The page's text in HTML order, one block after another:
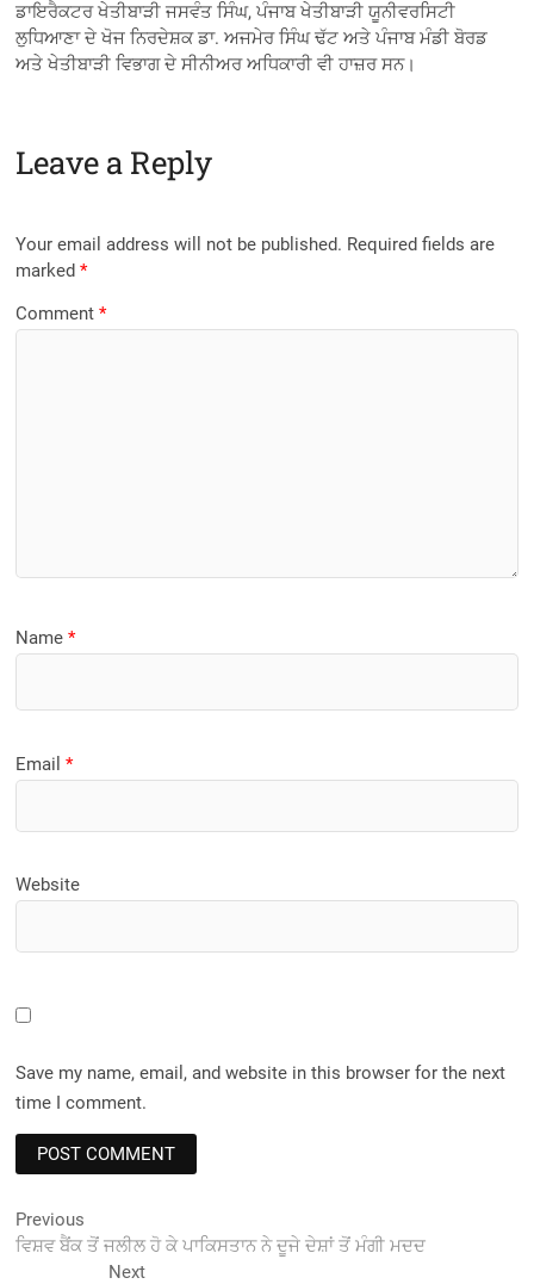
ਡਾਇਰੈਕਟਰ ਖੇਤੀਬਾੜੀ ਜਸਵੰਤ ਸਿੰਘ, ਪੰਜਾਬ ਖੇਤੀਬਾੜੀ ਯੂਨੀਵਰਸਿਟੀ
ਲੁਧਿਆਣਾ ਦੇ ਖੋਜ ਨਿਰਦੇਸ਼ਕ ਡਾ. ਅਜਮੇਰ ਸਿੰਘ ਢੱਟ ਅਤੇ ਪੰਜਾਬ ਮੰਡੀ ਬੋਰਡ
ਅਤੇ ਖੇਤੀਬਾੜੀ ਵਿਭਾਗ ਦੇ ਸੀਨੀਅਰ ਅਧਿਕਾਰੀ ਵੀ ਹਾਜ਼ਰ ਸਨ।
Leave a Reply
Your email address will not be published. Required fields are
marked*
Comment*
Name*
Email*
Website
Save my name, email, and website in this browser for the next
time I comment.
Post
navigation
Previous
post:
ਵਿਸ਼ਵ ਬੈਂਕ ਤੋਂ ਜਲੀਲ ਹੋ ਕੇ ਪਾਕਿਸਤਾਨ ਨੇ ਦੂਜੇ ਦੇਸ਼ਾਂ ਤੋਂ ਮੰਗੀ ਮਦਦ
NextNext